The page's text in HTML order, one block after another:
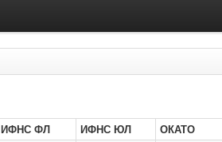
ИФНС ФЛ ИФНС ЮЛ ОКАТО